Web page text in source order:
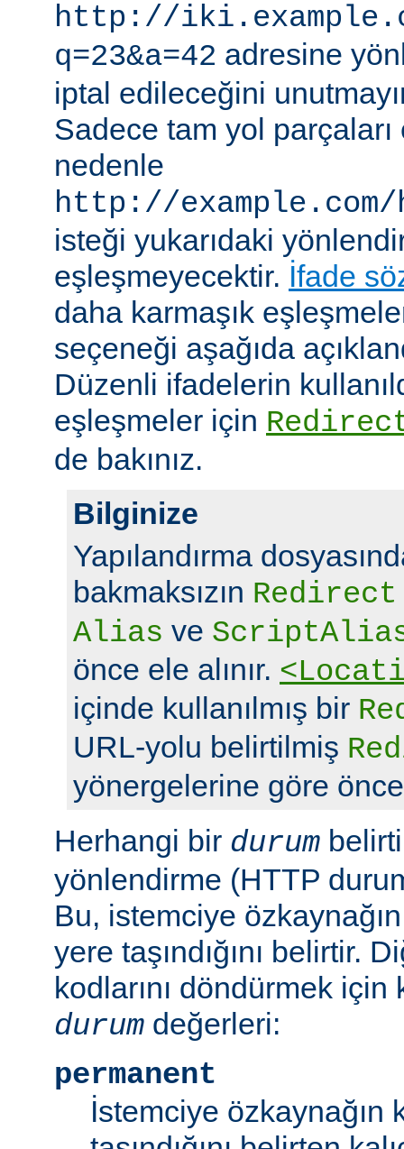
http://
q=23&a=42 adresine
iptal edileceğini
Sadece tam yol
nedenle
http://
isteği yukarıdaki
eşleşmeyecektir. İfade
daha karmaşık
seçeneği aşağıda
Düzenli ifadelerin
eşleşmeler için
de bakınız.
Bilginize
Yapılandırma
bakmaksızın Redirect
Alias ve
önce ele alınır.
içinde kullanılmış bir
URL-yolu belirtilmiş
yönergelerine göre
Herhangi bir durum
yönlendirme (HTTP
Bu, istemciye
yere taşındığını belirtir.
kodlarını döndürmek için
durum değerleri:
permanent
İstemciye özkaynağın